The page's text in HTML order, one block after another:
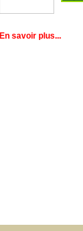
En savoir plus...